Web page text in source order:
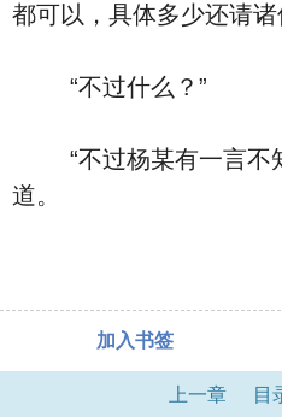
都可以，具体多少还请
“不过什么？”
“不过杨某有一言不
道。
加入书签
上一章 目